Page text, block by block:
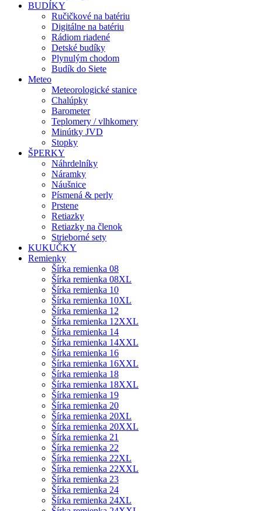
BUDÍKY
Ručičkové na batériu
Digitálne na batériu
Rádiom riadené
Detské budíky
Plynulým chodom
Budík do Siete
Meteo
Meteorologické stanice
Chalúpky
Barometer
Teplomery / vlhkomery
Minútky JVD
Stopky
ŠPERKY
Náhrdelníky
Náramky
Náušnice
Písmená & perly
Prstene
Retiazky
Retiazky na členok
Strieborné sety
KUKUČKY
Remienky
Šírka remienka 08
Šírka remienka 08XL
Šírka remienka 10
Šírka remienka 10XL
Šírka remienka 12
Šírka remienka 12XXL
Šírka remienka 14
Šírka remienka 14XXL
Šírka remienka 16
Šírka remienka 16XXL
Šírka remienka 18
Šírka remienka 18XXL
Šírka remienka 19
Šírka remienka 20
Šírka remienka 20XL
Šírka remienka 20XXL
Šírka remienka 21
Šírka remienka 22
Šírka remienka 22XL
Šírka remienka 22XXL
Šírka remienka 23
Šírka remienka 24
Šírka remienka 24XL